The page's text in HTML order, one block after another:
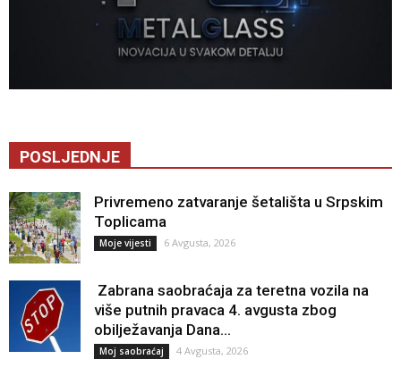
POSLJEDNJE
Privremeno zatvaranje šetališta u Srpskim
Toplicama
Moje vijesti 6 Avgusta, 2026
Zabrana saobraćaja za teretna vozila na
više putnih pravaca 4. avgusta zbog
obilježavanja Dana...
Moj saobraćaj 4 Avgusta, 2026